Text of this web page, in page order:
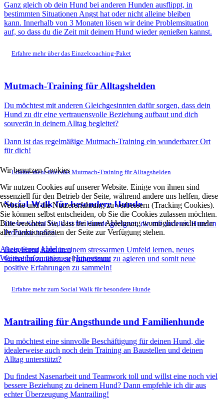
Ganz gleich ob dein Hund bei anderen Hunden ausflippt, in
bestimmten Situationen Angst hat oder nicht alleine bleiben
kann. Innerhalb von 3 Monaten lösen wir deine Problemsituation
auf, so dass du die Zeit mit deinem Hund wieder genießen kannst.
Erfahre mehr über das Einzelcoaching-Paket
Mutmach-Training für Alltagshelden
Du möchtest mit anderen Gleichgesinnten dafür sorgen, dass dein
Hund zu dir eine vertrauensvolle Beziehung aufbaut und dich
souverän in deinem Alltag begleitet?
Dann ist das regelmäßige Mutmach-Training ein wunderbarer Ort
für dich!
Erfahre mehr über das Mutmach-Training für Alltagshelden
Social Walk für besondere Hunde
Dieser Social Walk ist für Hunde geeignet, die mit anderen Hunden
Probleme haben.
Dein Hund kann in einem stressarmen Umfeld lernen, neues
Verhalten zu üben, selbstbestimmt zu agieren und somit neue
positive Erfahrungen zu sammeln!
Erfahre mehr zum Social Walk für besondere Hunde
Mantrailing für Angsthunde und Familienhunde
Du möchtest eine sinnvolle Beschäftigung für deinen Hund, die
idealerweise auch noch dein Training an Baustellen und deinen
Alltag unterstützt?
Du findest Nasenarbeit und Teamwork toll und willst eine noch viel
bessere Beziehung zu deinem Hund? Dann empfehle ich dir aus
echter Überzeugung Mantrailing!
Wir benutzen Cookies
Wir nutzen Cookies auf unserer Website. Einige von ihnen sind
essenziell für den Betrieb der Seite, während andere uns helfen, diese
Website und die Nutzererfahrung zu verbessern (Tracking Cookies).
Sie können selbst entscheiden, ob Sie die Cookies zulassen möchten.
Bitte beachten Sie, dass bei einer Ablehnung womöglich nicht mehr
alle Funktionalitäten der Seite zur Verfügung stehen.
Akzeptieren Ablehnen
Weitere Informationen|Impressum